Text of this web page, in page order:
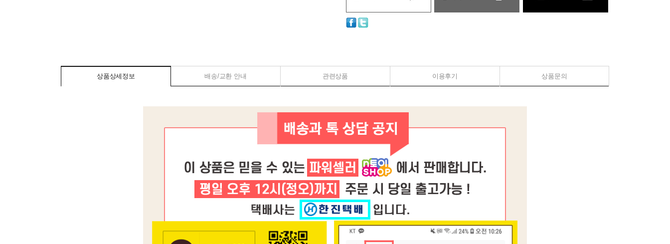
상품상세정보 배송/교환 안내 관련상품 이용후기 상품문의